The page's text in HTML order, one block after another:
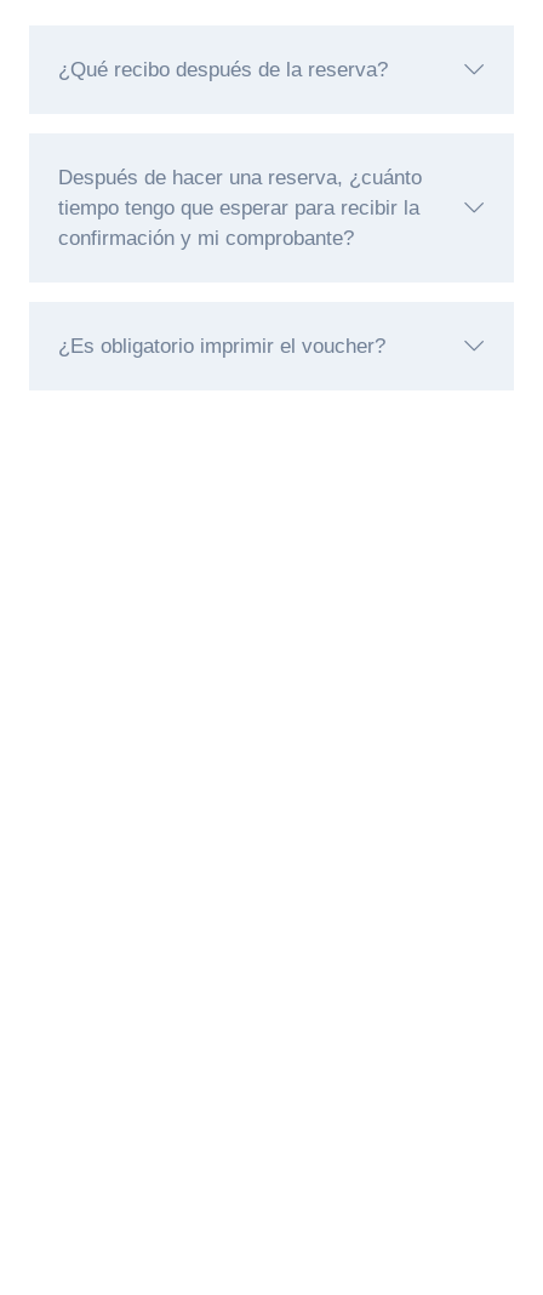
¿Qué recibo después de la reserva?
Después de hacer una reserva, ¿cuánto
tiempo tengo que esperar para recibir la
confirmación y mi comprobante?
¿Es obligatorio imprimir el voucher?